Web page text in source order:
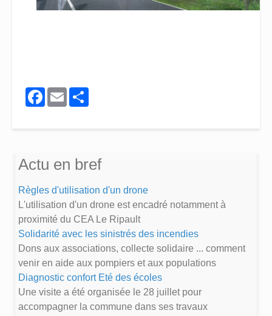
Facebook
Email
Actu en bref
Règles d'utilisation d'un drone
L'utilisation d'un drone est encadré notamment à
proximité du CEA Le Ripault
Solidarité avec les sinistrés des incendies
Dons aux associations, collecte solidaire ... comment
venir en aide aux pompiers et aux populations
Diagnostic confort Eté des écoles
Une visite a été organisée le 28 juillet pour
accompagner la commune dans ses travaux